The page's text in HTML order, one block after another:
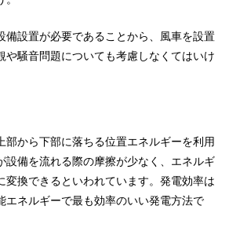
備設置が必要であることから、風車を設置
や騒音問題についても考慮しなくてはいけ
部から下部に落ちる位置エネルギーを利用
設備を流れる際の摩擦が少なく、エネルギ
変換できるといわれています。発電効率は
エネルギーで最も効率のいい発電方法で